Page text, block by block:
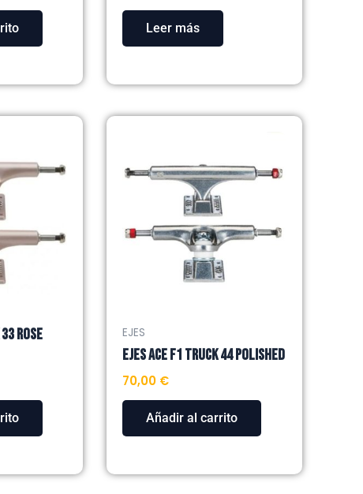
Leer más
ROSE
EJES
EJES ACE F1 TRUCK 44 POLISHED
70,00 €
Añadir al carrito